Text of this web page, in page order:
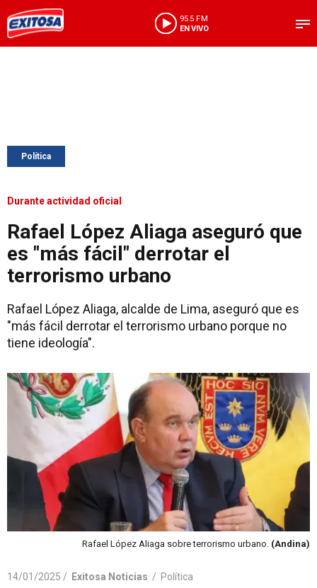
95.5 FM
EN VIVO
Política
Durante actividad oficial
Rafael López Aliaga aseguró que
es "más fácil" derrotar el
terrorismo urbano
Rafael López Aliaga, alcalde de Lima, aseguró que es
"más fácil derrotar el terrorismo urbano porque no
tiene ideología".
Rafael López Aliaga sobre terrorismo urbano. (Andina)
14/01/2025 / Exitosa Noticias / Política